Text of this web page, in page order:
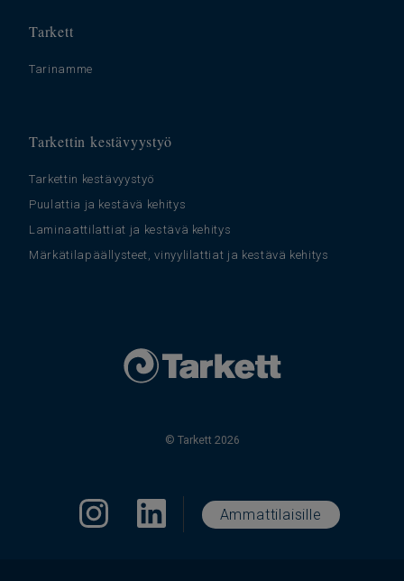
Tarkett
Tarinamme
Tarkettin kestävyystyö
Tarkettin kestävyystyö
Puulattia ja kestävä kehitys
Laminaattilattiat ja kestävä kehitys
Märkätilapäällysteet, vinyylilattiat ja kestävä kehitys
© Tarkett 2026
Ammattilaisille